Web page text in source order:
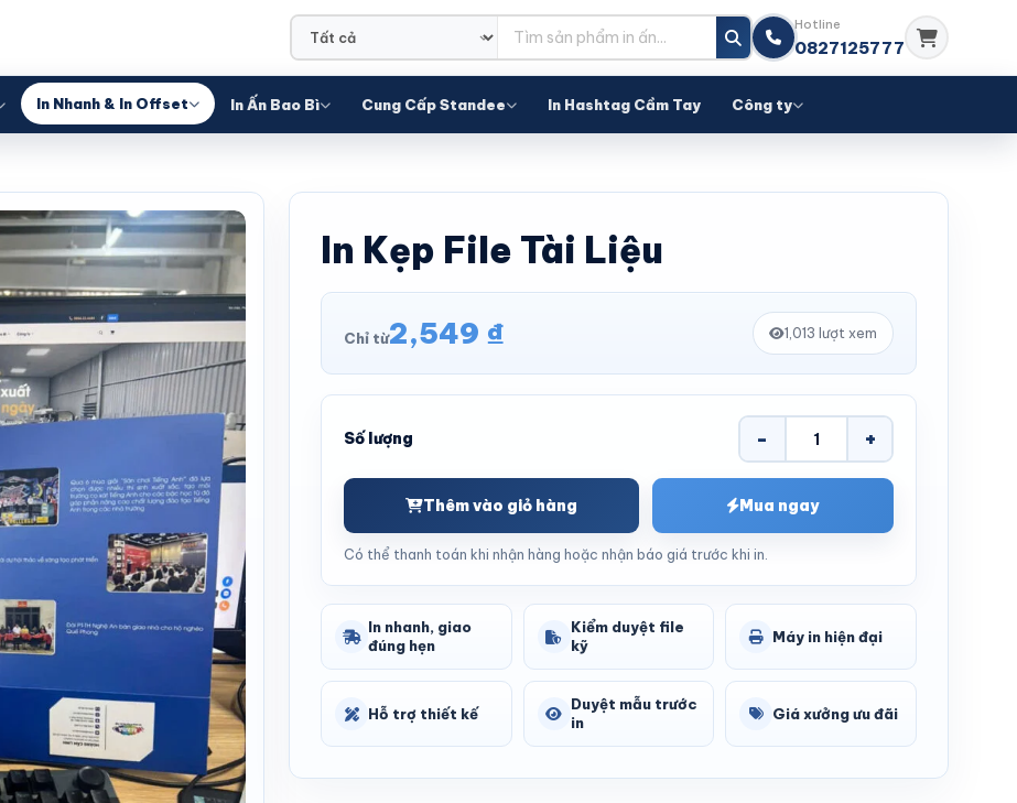
Hotline
0827125777
In Nhanh & In Offset In Ấn Bao Bì Cung Cấp Standee In Hashtag Cầm Tay Công ty
In Kẹp File Tài Liệu
Chỉ từ2,549 ₫ 1,013 lượt xem
Số lượng - +
Thêm vào giỏ hàng Mua ngay
Có thể thanh toán khi nhận hàng hoặc nhận báo giá trước khi in.
In nhanh, giao
đúng hẹn
Kiểm duyệt file
kỹ
Máy in hiện đại
Hỗ trợ thiết kế
Duyệt mẫu trước
in
Giá xưởng ưu đãi